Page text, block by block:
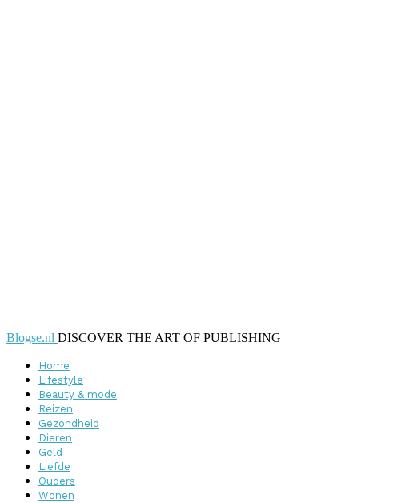
Blogse.nl DISCOVER THE ART OF PUBLISHING
Home
Lifestyle
Beauty & mode
Reizen
Gezondheid
Dieren
Geld
Liefde
Ouders
Wonen